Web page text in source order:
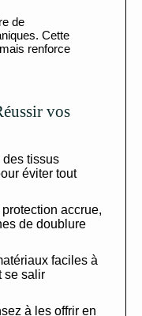
de
Cette
renforce
vos
tissus
éviter tout
accrue,
de doublure
faciles à
se salir
à les offrir en